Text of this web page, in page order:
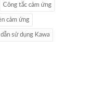
Công tắc cảm ứng
cảm ứng
sử dụng Kawa